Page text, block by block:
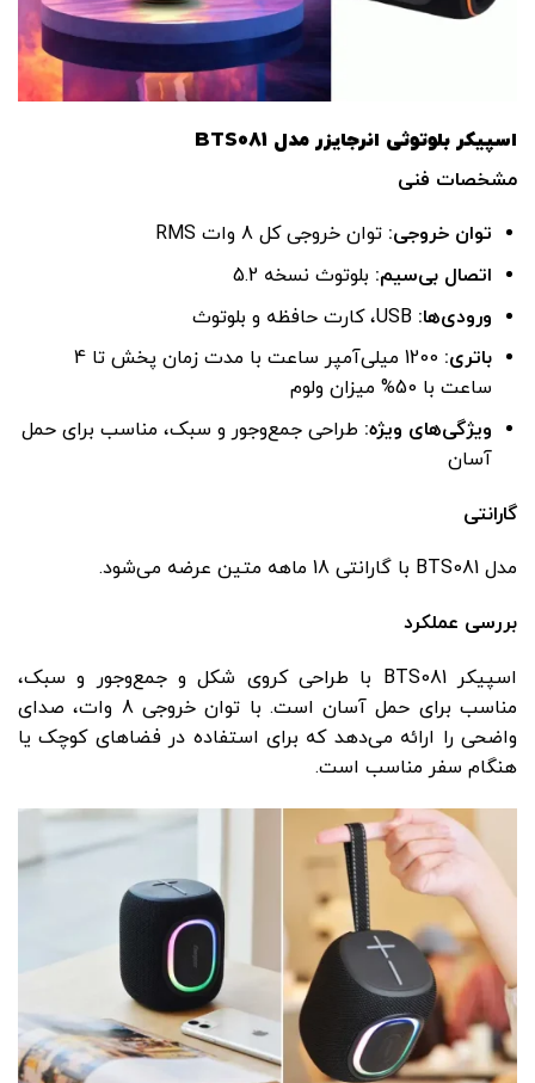
اسپیکر بلوتوثی انرجایزر مدل BTS081
مشخصات فنی
توان خروجی: توان خروجی کل 8 وات RMS
اتصال بی‌سیم: بلوتوث نسخه 5.2
ورودی‌ها: USB، کارت حافظه و بلوتوث
باتری:
1200 میلی‌آمپر ساعت با مدت زمان پخش تا 4
ساعت با 50% میزان ولوم
ویژگی‌های ویژه: طراحی جمع‌وجور و سبک، مناسب برای حمل
آسان
گارانتی
مدل BTS081 با گارانتی 18 ماهه متین عرضه می‌شود.
بررسی عملکرد
اسپیکر BTS081 با طراحی کروی شکل و جمع‌وجور و سبک،
مناسب برای حمل آسان است. با توان خروجی 8 وات، صدای
واضحی را ارائه می‌دهد که برای استفاده در فضاهای کوچک یا
هنگام سفر مناسب است.